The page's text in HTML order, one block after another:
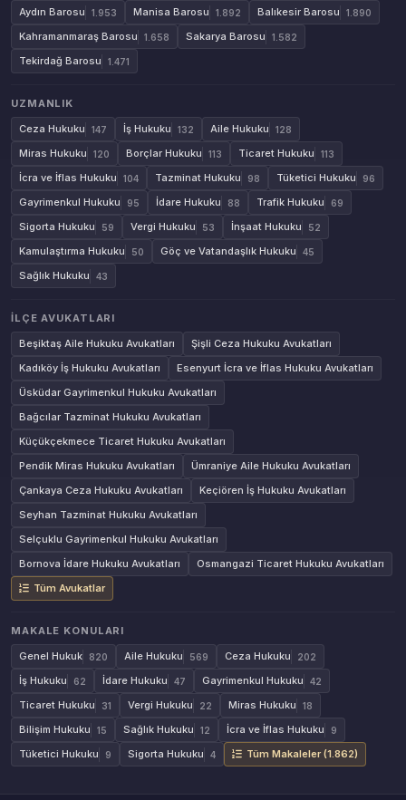
Aydın Barosu 1.953 Manisa Barosu 1.892 Balıkesir Barosu 1.890
Kahramanmaraş Barosu 1.658 Sakarya Barosu 1.582
Tekirdağ Barosu 1.471
UZMANLIK
Ceza Hukuku
147 İş Hukuku 132 Aile Hukuku 128
Miras Hukuku 120 Borçlar Hukuku 113 Ticaret Hukuku 113
İcra ve İflas Hukuku 104 Tazminat Hukuku 98 Tüketici Hukuku 96
Gayrimenkul Hukuku 95 İdare Hukuku 88 Trafik Hukuku 69
Sigorta Hukuku 59 Vergi Hukuku 53 İnşaat Hukuku 52
Kamulaştırma Hukuku 50 Göç ve Vatandaşlık Hukuku 45
Sağlık Hukuku 43
İLÇE AVUKATLARI
Beşiktaş Aile Hukuku Avukatları
Şişli Ceza Hukuku Avukatları
Kadıköy İş Hukuku Avukatları
Esenyurt İcra ve İflas Hukuku Avukatları
Üsküdar Gayrimenkul Hukuku Avukatları
Bağcılar Tazminat Hukuku Avukatları
Küçükçekmece Ticaret Hukuku Avukatları
Pendik Miras Hukuku Avukatları
Ümraniye Aile Hukuku Avukatları
Çankaya Ceza Hukuku Avukatları
Keçiören İş Hukuku Avukatları
Seyhan Tazminat Hukuku Avukatları
Selçuklu Gayrimenkul Hukuku Avukatları
Bornova İdare Hukuku Avukatları
Osmangazi Ticaret Hukuku Avukatları
Tüm Avukatlar
MAKALE KONULARI
Genel Hukuk
820 Aile Hukuku 569 Ceza Hukuku 202
İş Hukuku 62 İdare Hukuku 47 Gayrimenkul Hukuku 42
Ticaret Hukuku 31 Vergi Hukuku 22 Miras Hukuku 18
Bilişim Hukuku 15 Sağlık Hukuku 12 İcra ve İflas Hukuku 9
Tüketici Hukuku 9 Sigorta Hukuku 4 Tüm Makaleler (1.862)